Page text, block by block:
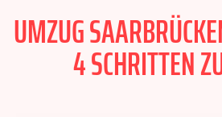
UMZUG
4 SCHRITTEN